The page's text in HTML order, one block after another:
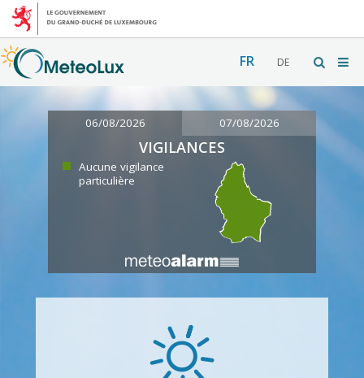
FR DE
06/08/2026 07/08/2026
VIGILANCES
Aucune vigilance
particulière